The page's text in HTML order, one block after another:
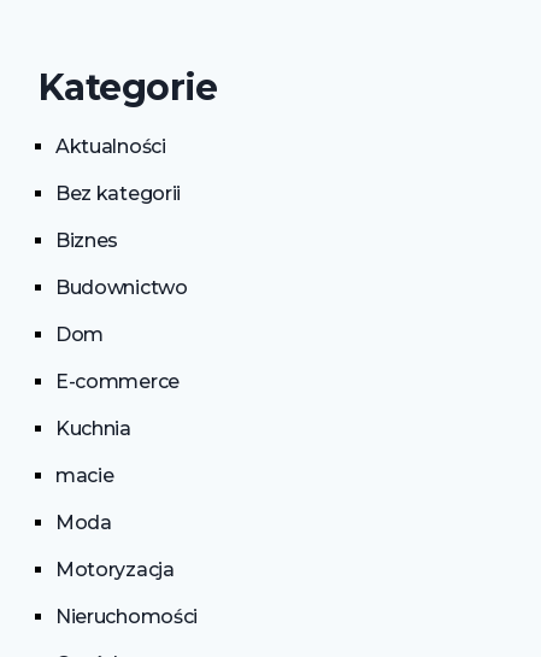
Kategorie
Aktualności
Bez kategorii
Biznes
Budownictwo
Dom
E-commerce
Kuchnia
macie
Moda
Motoryzacja
Nieruchomości